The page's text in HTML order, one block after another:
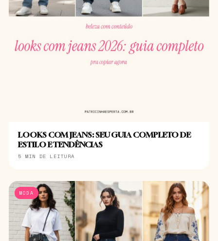
LOOKS COM JEANS: SEU GUIA COMPLETO DE
ESTILO E TENDÊNCIAS
5 MIN DE LEITURA
MODA